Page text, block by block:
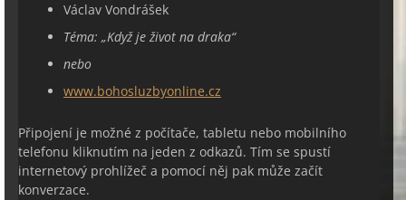
Václav Vondrášek
Téma: „Když je život na draka“
nebo
www.bohosluzbyonline.cz
Připojení je možné z počítače, tabletu nebo mobilního
telefonu kliknutím na jeden z odkazů. Tím se spustí
internetový prohlížeč a pomocí něj pak může začít
konverzace.